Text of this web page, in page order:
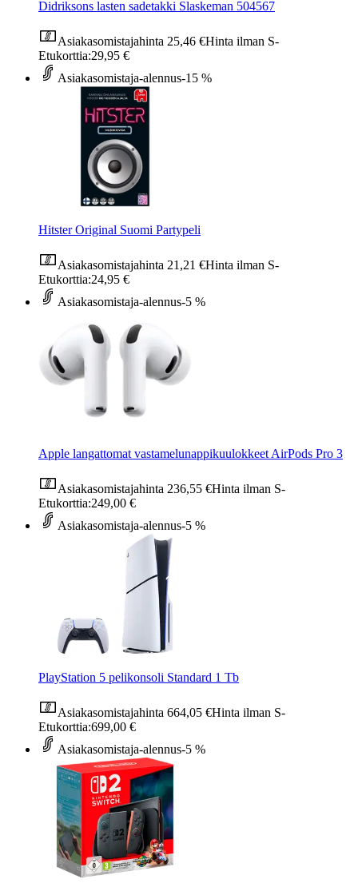
Didriksons lasten sadetakki Slaskeman 504567
Asiakasomistajahinta 25,46 €Hinta ilman S-
Etukorttia:29,95 €
Asiakasomistaja-alennus-15 %
Hitster Original Suomi Partypeli
Asiakasomistajahinta 21,21 €Hinta ilman S-
Etukorttia:24,95 €
Asiakasomistaja-alennus-5 %
Apple langattomat vastamelunappikuulokkeet AirPods Pro 3
Asiakasomistajahinta 236,55 €Hinta ilman S-
Etukorttia:249,00 €
Asiakasomistaja-alennus-5 %
PlayStation 5 pelikonsoli Standard 1 Tb
Asiakasomistajahinta 664,05 €Hinta ilman S-
Etukorttia:699,00 €
Asiakasomistaja-alennus-5 %